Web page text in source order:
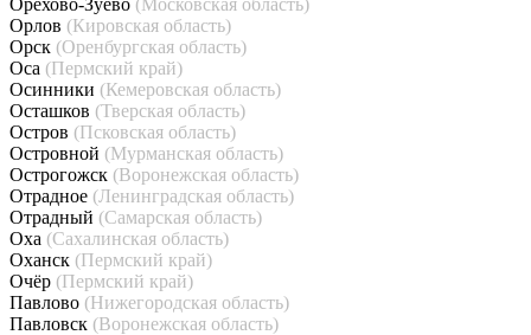
Орехово-Зуево (Московская область)
Орлов (Кировская область)
Орск (Оренбургская область)
Оса (Пермский край)
Осинники (Кемеровская область)
Осташков (Тверская область)
Остров (Псковская область)
Островной (Мурманская область)
Острогожск (Воронежская область)
Отрадное (Ленинградская область)
Отрадный (Самарская область)
Оха (Сахалинская область)
Оханск (Пермский край)
Очёр (Пермский край)
Павлово (Нижегородская область)
Павловск (Воронежская область)